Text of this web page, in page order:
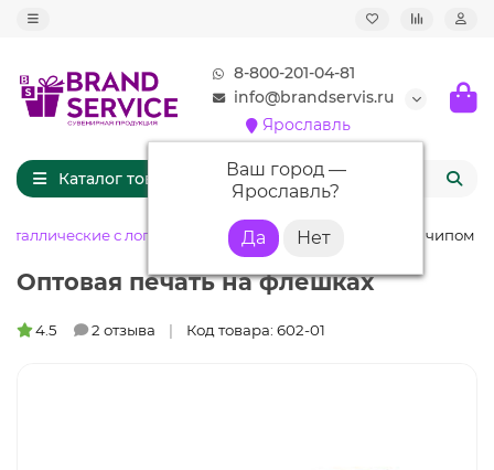
8-800-201-04-81
info@brandservis.ru
Ярославль
Ваш город —
Ярославль?
Каталог товаров
с логотипом Флешка ME004 (золото) с чипом 8
Оптовая печать на флешках
4.5 2 отзыва Код товара: 602-01